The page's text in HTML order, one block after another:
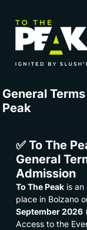
General
Peak
✅ To The
General
Admission
To The Peak is
place in Bolzano
September 2026
Access to the